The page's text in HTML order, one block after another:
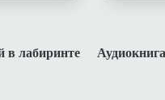
в лабиринте